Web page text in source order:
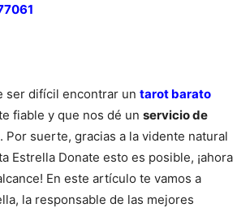
ser difícil encontrar un tarot barato
fiable y que nos dé un servicio de
Por suerte, gracias a la vidente natural
Estrella Donate esto es posible, ¡ahora
En este artículo te vamos a
la responsable de las mejores